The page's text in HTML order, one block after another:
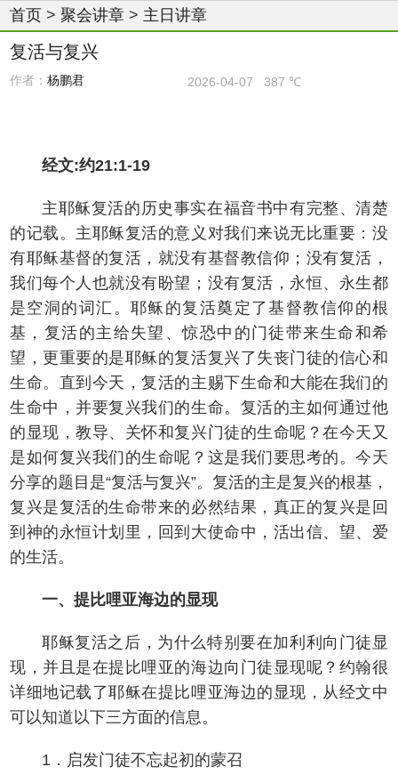
首页 > 聚会讲章 > 主日讲章
复活与复兴
作者： 杨鹏君 2026-04-07 387 ℃
经文:约21:1-19
主耶稣复活的历史事实在福音书中有完整、清楚
的记载。主耶稣复活的意义对我们来说无比重要：没
有耶稣基督的复活，就没有基督教信仰；没有复活，
我们每个人也就没有盼望；没有复活，永恒、永生都
是空洞的词汇。耶稣的复活奠定了基督教信仰的根
基，复活的主给失望、惊恐中的门徒带来生命和希
望，更重要的是耶稣的复活复兴了失丧门徒的信心和
生命。直到今天，复活的主赐下生命和大能在我们的
生命中，并要复兴我们的生命。复活的主如何通过他
的显现，教导、关怀和复兴门徒的生命呢？在今天又
是如何复兴我们的生命呢？这是我们要思考的。今天
分享的题目是“复活与复兴”。复活的主是复兴的根基，
复兴是复活的生命带来的必然结果，真正的复兴是回
到神的永恒计划里，回到大使命中，活出信、望、爱
的生活。
一、提比哩亚海边的显现
耶稣复活之后，为什么特别要在加利利向门徒显
现，并且是在提比哩亚的海边向门徒显现呢？约翰很
详细地记载了耶稣在提比哩亚海边的显现，从经文中
可以知道以下三方面的信息。
1．启发门徒不忘起初的蒙召